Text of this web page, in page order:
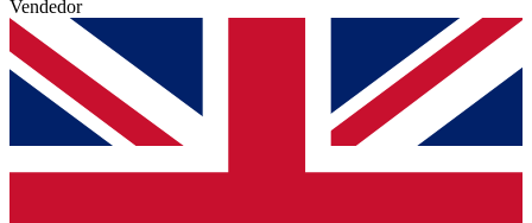
Vendedor